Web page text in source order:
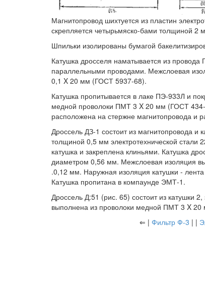
Магнитопровод шихтуется из пластин
скрепляется четырьмяско-бами толщиной
Шпильки изолированы бумагой
Катушка дросселя наматывается из
параллельными проводами. Межслоевая
0,1 X 20 мм (ГОСТ 5937-68).
Катушка пропитывается в лаке ПЭ-933Л и
медной проволоки ПМТ 3 X 20 мм (ГОСТ
расположена на стержне магнитопровода и
Дроссель ДЗ-1 состоит из магнитопровода и
толщиной 0,5 мм электротехнической
катушка и закреплена клиньями. Катушка
диаметром 0,56 мм. Межслоевая изоляция
.0,12 мм. Наружная изоляция катушки -
Катушка пропитана в компаунде ЭМТ-1.
Дроссель Д:51 (рис. 65) состоит из катушки
выполнена из проволоки медной ПМТ 3 X
⇐ | Фильтр Ф-3 | |